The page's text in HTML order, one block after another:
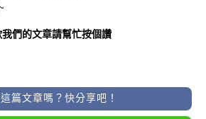
我們的文章請幫忙按個讚
篇文章嗎？快分享吧！